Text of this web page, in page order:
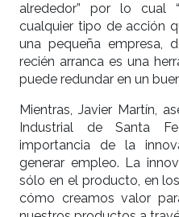
alrededor” por lo cual
cualquier tipo de acción
una pequeña empresa,
recién arranca es una
puede redundar en un
Mientras, Javier Martín,
Industrial de Santa
importancia de la
generar empleo. La
sólo en el producto, en
cómo creamos valor